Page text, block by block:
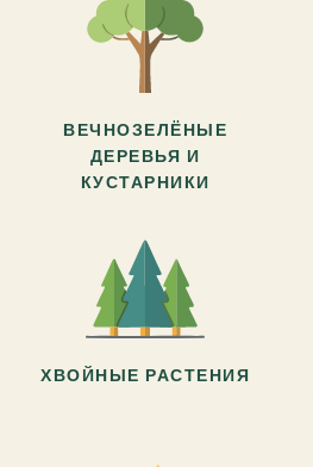
ВЕЧНОЗЕЛЁНЫЕ
ДЕРЕВЬЯ И
КУСТАРНИКИ
ХВОЙНЫЕ РАСТЕНИЯ